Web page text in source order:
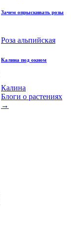
Зачем опрыскивать розы
Роза альпийская
Калина под окном
Калина
Блоги о растениях
→